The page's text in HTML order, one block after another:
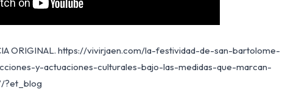
ORIGINAL. https://vivirjaen.com/la-festividad-de-san-bartolome-
y-actuaciones-culturales-bajo-las-medidas-que-marcan-
?et_blog